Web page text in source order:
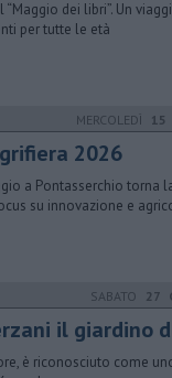
dei libri”. Un
per tutte le età
MERCOLEDÌ 15
2026
a Pontasserchio torna
su innovazione e
SABATO 27
il giardino
è riconosciuto come